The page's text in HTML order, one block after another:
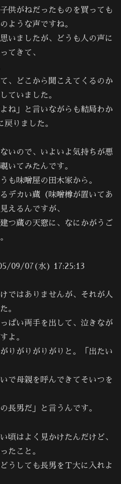
供がねだったものを買っても
ような声ですね。
いましたが、どうも人の声に
てきて、
、どこから聞こえてくるのか
ていました。
ね」と言いながらも結局わか
戻りました。
いので、いよいよ気持ちが悪
いてみたんです。
も味噌屋の田木家から。
デカい蔵（味噌樽が置いてあ
えるんですが、
つ蔵の天窓に、なにかがうご
09/07(水) 17:25:13
ではありませんが、それが人
。
ぱい両手を出して、泣きなが
よ。
りがりがりがりと。「出たい
で母親を呼んできてそいつを
長男だ」と言うんです。
頃はよく見かけたんだけど、
たこと。
うしても長男をＴ大に入れよ